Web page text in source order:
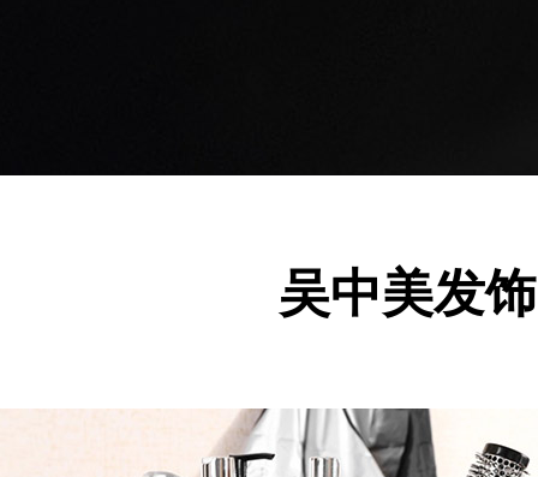
吴中美发